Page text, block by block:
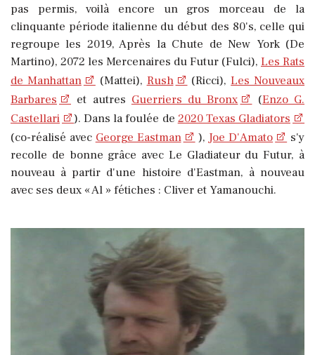
pas permis, voilà encore un gros morceau de la
clinquante période italienne du début des 80's, celle qui
regroupe les 2019, Après la Chute de New York (De
Martino), 2072 les Mercenaires du Futur (Fulci), Les Rats
de Manhattan
(Mattei), Rush (Ricci),Les Nouveaux
Barbares
et autres Guerriers du Bronx (Enzo G.
Castellari
). Dans la foulée de 2020 Texas Gladiators
(co-réalisé avec George Eastman ),Joe D'Amato
s'y
recolle de bonne grâce avec Le Gladiateur du Futur, à
nouveau à partir d'une histoire d'Eastman, à nouveau
avec ses deux « Al » fétiches : Cliver et Yamanouchi.